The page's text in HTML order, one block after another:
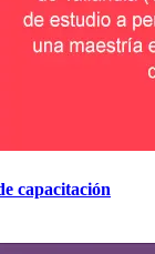
capacitación